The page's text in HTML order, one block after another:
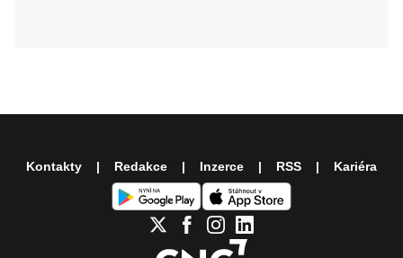
Kontakty Redakce Inzerce RSS Kariéra